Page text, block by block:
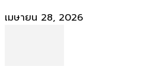
เมษายน 28, 2026